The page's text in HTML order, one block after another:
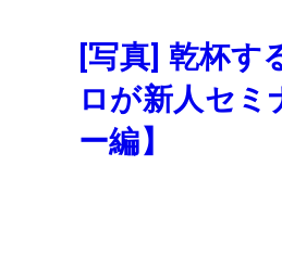
[写真] 乾杯す
ロが新人セミ
ー編】